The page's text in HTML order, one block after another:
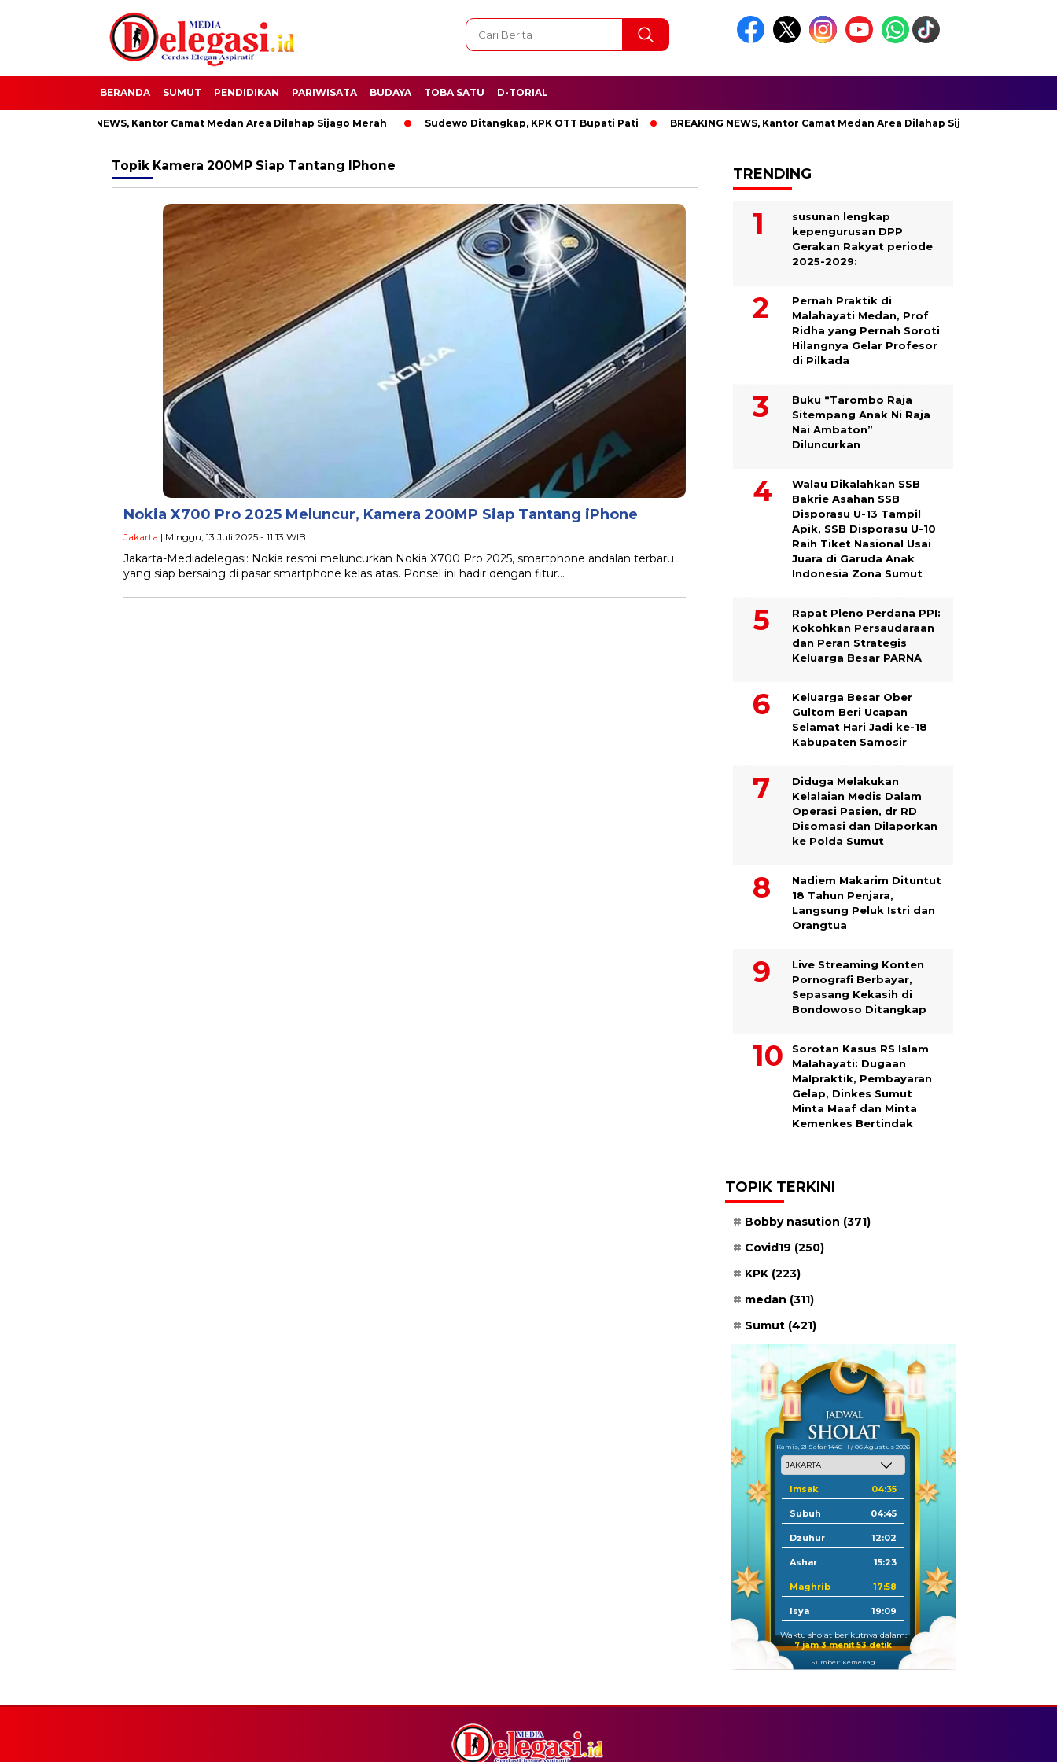
BERANDA SUMUT PENDIDIKAN PARIWISATA BUDAYA TOBA SATU D-TORIAL
BREAKING NEWS, Kantor Camat Medan Area Dilahap Sijago Merah Sudewo Ditangkap, KPK OTT Bupati Pati BREAKING NEWS, Kantor Camat Medan Area Dilahap Sijago Merah
Topik Kamera 200MP Siap Tantang IPhone
Nokia X700 Pro 2025 Meluncur, Kamera 200MP Siap Tantang iPhone
Jakarta | Minggu, 13 Juli 2025 - 11:13 WIB
Jakarta-Mediadelegasi: Nokia resmi meluncurkan Nokia X700 Pro 2025, smartphone andalan terbaru
yang siap bersaing di pasar smartphone kelas atas. Ponsel ini hadir dengan fitur…
TRENDING
susunan lengkap
kepengurusan DPP
Gerakan Rakyat periode
2025-2029:
Pernah Praktik di
Malahayati Medan, Prof
Ridha yang Pernah Soroti
Hilangnya Gelar Profesor
di Pilkada
Buku “Tarombo Raja
Sitempang Anak Ni Raja
Nai Ambaton”
Diluncurkan
Walau Dikalahkan SSB
Bakrie Asahan SSB
Disporasu U-13 Tampil
Apik, SSB Disporasu U-10
Raih Tiket Nasional Usai
Juara di Garuda Anak
Indonesia Zona Sumut
Rapat Pleno Perdana PPI:
Kokohkan Persaudaraan
dan Peran Strategis
Keluarga Besar PARNA
Keluarga Besar Ober
Gultom Beri Ucapan
Selamat Hari Jadi ke-18
Kabupaten Samosir
Diduga Melakukan
Kelalaian Medis Dalam
Operasi Pasien, dr RD
Disomasi dan Dilaporkan
ke Polda Sumut
​Nadiem Makarim Dituntut
18 Tahun Penjara,
Langsung Peluk Istri dan
Orangtua
Live Streaming Konten
Pornografi Berbayar,
Sepasang Kekasih di
Bondowoso Ditangkap
Sorotan Kasus RS Islam
Malahayati: Dugaan
Malpraktik, Pembayaran
Gelap, Dinkes Sumut
Minta Maaf dan Minta
Kemenkes Bertindak
TOPIK TERKINI
Bobby nasution (371)
Covid19 (250)
KPK (223)
medan (311)
Sumut (421)
Kamis, 21 Safar 1448 H / 06 Agustus 2026
Imsak 04:35
Subuh 04:45
Dzuhur 12:02
Ashar 15:23
Maghrib 17:58
Isya 19:09
Waktu sholat berikutnya dalam:
7 jam 3 menit 53 detik
Sumber: Kemenag